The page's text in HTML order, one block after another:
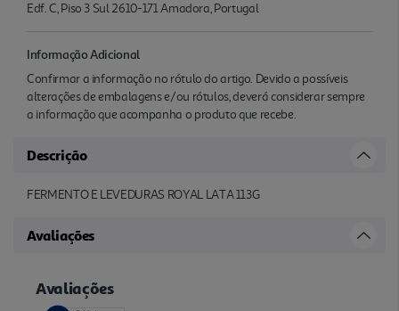
Edf. C, Piso 3 Sul 2610-171 Amadora, Portugal
Informação Adicional
Confirmar a informação no rótulo do artigo. Devido a possíveis
alterações de embalagens e/ou rótulos, deverá considerar sempre
a informação que acompanha o produto que recebe.
Descrição
FERMENTO E LEVEDURAS ROYAL LATA 113G
Avaliações